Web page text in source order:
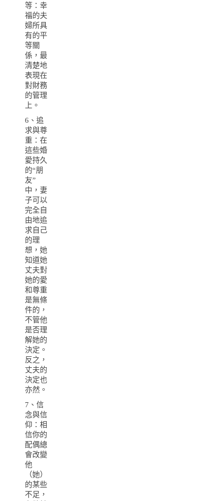
等：幸
福的夫
婦所具
有的平
等關
係，最
清楚地
表現在
對財務
的管理
上。
6、追
求與尊
重：在
這些婚
愛持久
的“朋
友”
中，妻
子可以
完全自
由地追
求自己
的理
想，她
知道她
丈夫對
她的愛
和尊重
是無條
件的，
不管他
是否理
解她的
決定。
反之，
丈夫的
決定也
亦然。
7、信
念與信
仰：相
信你的
配偶總
會改變
他
（她）
的某些
不足，